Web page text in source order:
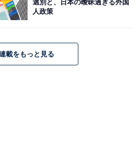
選別と、日本の曖昧過ぎる外国
人政策
載をもっと見る